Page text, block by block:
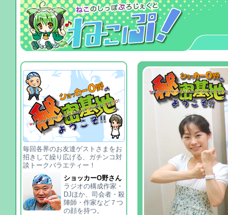
毎回各界のお友達ゲストさまをお
招きして繰り広げる、ガチンコ対
談トークバラエティー！
ショッカーO野さん
ラジオの構成作家・
DJほか、司会者・殺
陣師・作家など７つ
の顔を持つ。